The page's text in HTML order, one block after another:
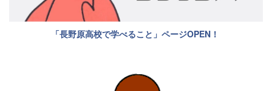
「長野原高校で学べること」ページOPEN！